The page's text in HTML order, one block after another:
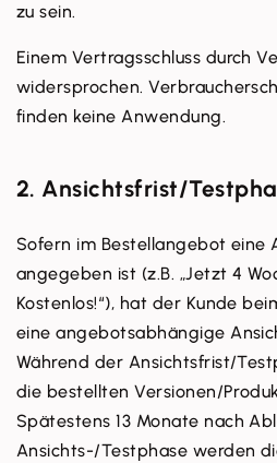
zu sein.
Einem Vertragsschluss durch
widersprochen.
finden keine Anwendung.
2. Ansichtsfrist/
Sofern im Bestellangebot eine
angegeben ist (z.B. „Jetzt 4
Kostenlos!“), hat der Kunde
eine angebotsabhängige
Während der Ansichtsfrist/
die bestellten Versionen/
Spätestens 13 Monate nach
Ansichts-/Testphase werden